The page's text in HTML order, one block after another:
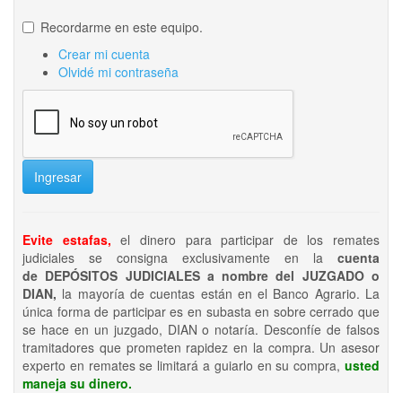
Recordarme en este equipo.
Crear mi cuenta
Olvidé mi contraseña
Ingresar
Evite estafas, el dinero para participar de los remates
judiciales se consigna exclusivamente en la cuenta
de DEPÓSITOS JUDICIALES a nombre del JUZGADO o
DIAN, la mayoría de cuentas están en el Banco Agrario. La
única forma de participar es en subasta en sobre cerrado que
se hace en un juzgado, DIAN o notaría. Desconfíe de falsos
tramitadores que prometen rapidez en la compra. Un asesor
experto en remates se limitará a guiarlo en su compra, usted
maneja su dinero.